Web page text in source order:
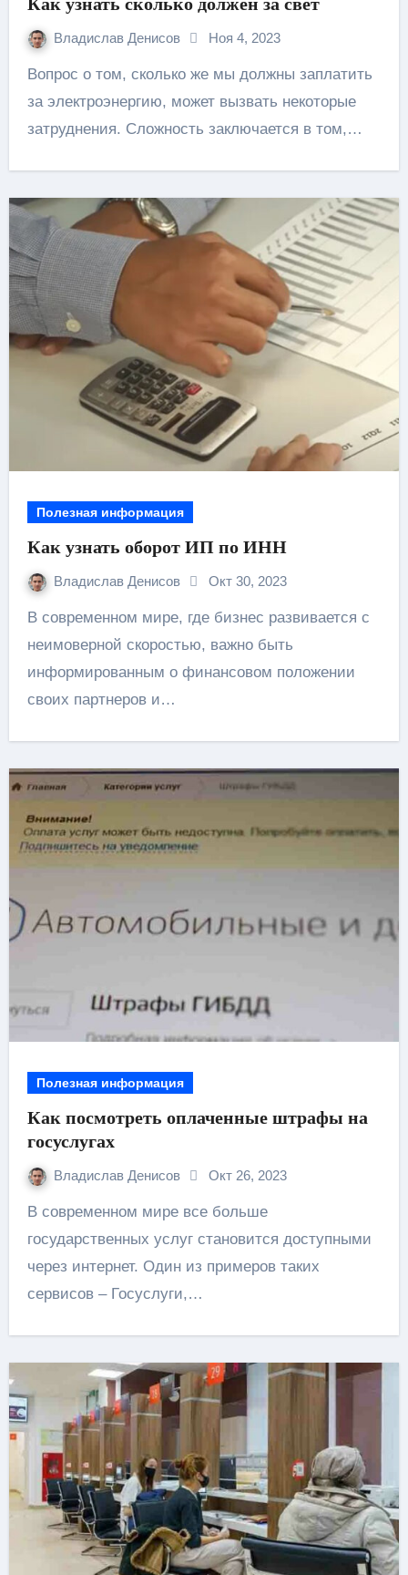
Владислав Денисов Ноя 4, 2023
Вопрос о том, сколько же мы должны заплатить
за электроэнергию, может вызвать некоторые
затруднения. Сложность заключается в том,…
Полезная информация
Как узнать оборот ИП по ИНН
Владислав Денисов Окт 30, 2023
В современном мире, где бизнес развивается с
неимоверной скоростью, важно быть
информированным о финансовом положении
своих партнеров и…
Полезная информация
Как посмотреть оплаченные штрафы на
госуслугах
Владислав Денисов Окт 26, 2023
В современном мире все больше
государственных услуг становится доступными
через интернет. Один из примеров таких
сервисов – Госуслуги,…